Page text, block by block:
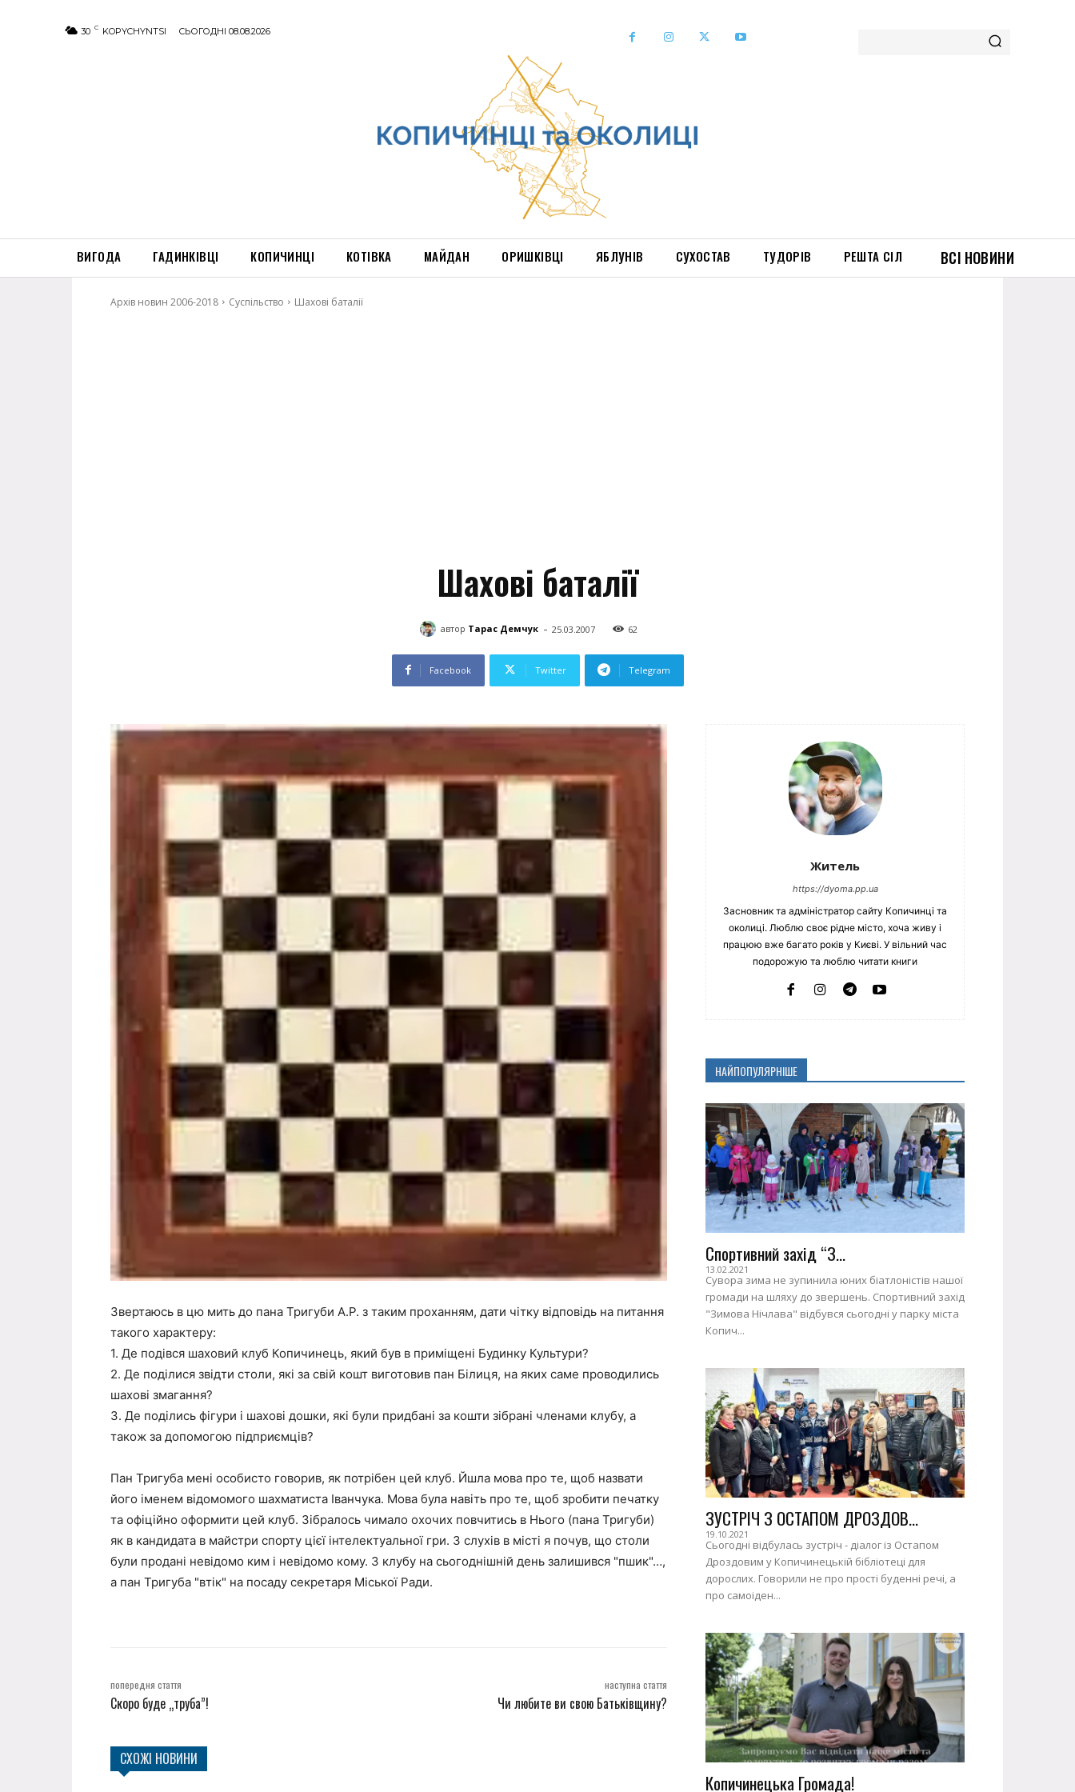
30 C KOPYCHYNTSI СЬОГОДНІ 08.08.2026
ВИГОДА ГАДИНКІВЦІ КОПИЧИНЦІ КОТІВКА МАЙДАН ОРИШКІВЦІ ЯБЛУНІВ СУХОСТАВ ТУДОРІВ РЕШТА СІЛ ВСІ НОВИНИ
Архів новин 2006-2018 Суспільство Шахові баталії
Шахові баталії
автор Тарас Демчук - 25.03.2007 62
Facebook Twitter Telegram
Звертаюсь в цю мить до пана Тригуби А.Р. з таким проханням, дати чітку відповідь на питання
такого характеру:
1. Де подівся шаховий клуб Копичинець, який був в приміщені Будинку Культури?
2. Де поділися звідти столи, які за свій кошт виготовив пан Білиця, на яких саме проводились
шахові змагання?
3. Де поділись фігури і шахові дошки, які були придбані за кошти зібрані членами клубу, а
також за допомогою підприємців?
Пан Тригуба мені особисто говорив, як потрібен цей клуб. Йшла мова про те, щоб назвати
його іменем відомомого шахматиста Іванчука. Мова була навіть про те, щоб зробити печатку
та офіційно оформити цей клуб. Зібралось чимало охочих повчитись в Нього (пана Тригуби)
як в кандидата в майстри спорту цієї інтелектуальної гри. З слухів в місті я почув, що столи
були продані невідомо ким і невідомо кому. З клубу на сьогоднішній день залишився "пшик"…,
а пан Тригуба "втік" на посаду секретаря Міської Ради.
попередня стаття
Скоро буде „труба”!
наступна стаття
Чи любите ви свою Батьківщину?
СХОЖІ НОВИНИ
Житель
https://dyoma.pp.ua
Засновник та адміністратор сайту Копичинці та
околиці. Люблю своє рідне місто, хоча живу і
працюю вже багато років у Києві. У вільний час
подорожую та люблю читати книги
НАЙПОПУЛЯРНІШЕ
Спортивний захід “З...
13.02.2021
Сувора зима не зупинила юних біатлоністів нашої
громади на шляху до звершень. Спортивний захід
"Зимова Нічлава" відбувся сьогодні у парку міста
Копич...
ЗУСТРІЧ З ОСТАПОМ ДРОЗДОВ...
19.10.2021
Сьогодні відбулась зустріч - діалог із Остапом
Дроздовим у Копичинецькій бібліотеці для
дорослих. Говорили не про прості буденні речі, а
про самоіден...
Копичинецька Громада!